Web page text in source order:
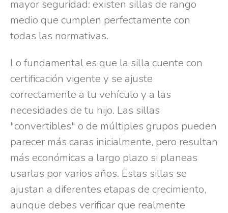
mayor seguridad: existen sillas de rango
medio que cumplen perfectamente con
todas las normativas.
Lo fundamental es que la silla cuente con
certificación vigente y se ajuste
correctamente a tu vehículo y a las
necesidades de tu hijo. Las sillas
"convertibles" o de múltiples grupos pueden
parecer más caras inicialmente, pero resultan
más económicas a largo plazo si planeas
usarlas por varios años. Estas sillas se
ajustan a diferentes etapas de crecimiento,
aunque debes verificar que realmente